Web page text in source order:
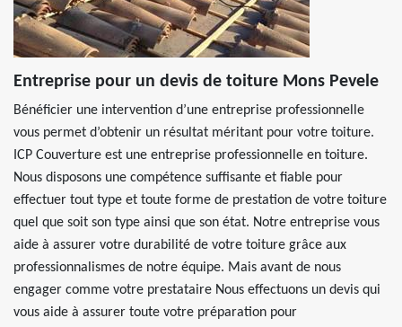
Entreprise pour un devis de toiture Mons Pevele
Bénéficier une intervention d’une entreprise professionnelle
vous permet d’obtenir un résultat méritant pour votre toiture.
ICP Couverture est une entreprise professionnelle en toiture.
Nous disposons une compétence suffisante et fiable pour
effectuer tout type et toute forme de prestation de votre toiture
quel que soit son type ainsi que son état. Notre entreprise vous
aide à assurer votre durabilité de votre toiture grâce aux
professionnalismes de notre équipe. Mais avant de nous
engager comme votre prestataire Nous effectuons un devis qui
vous aide à assurer toute votre préparation pour